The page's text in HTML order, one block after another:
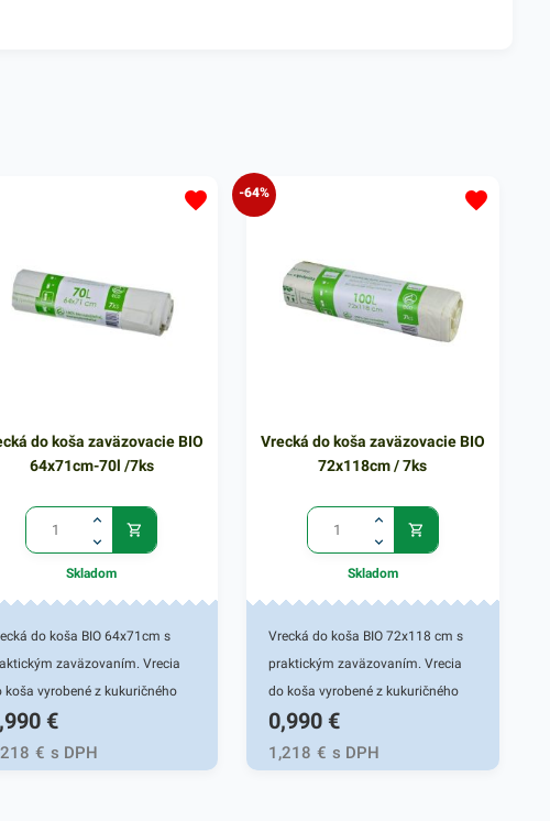
do koša zaväzovacie BIO
64x71cm-70l /7ks
Skladom
do koša BIO 64x71cm s
zaväzovaním. Vrecia
koša vyrobené z kukuričného
sú ideálnou voľbou do
domácnosti. Sú odolné a
Používajú sa
€
€ s DPH
-64%
Vrecká do koša zaväzovacie BIO
72x118cm / 7ks
Skladom
Vrecká do koša BIO 72x118 cm s
praktickým zaväzovaním. Vrecia
do koša vyrobené z kukuričného
škrobu sú ideálnou voľbou do
každej domácnosti. Sú odolné a
kompostovateľné. Používajú sa
0,990 €
1,218 € s DPH